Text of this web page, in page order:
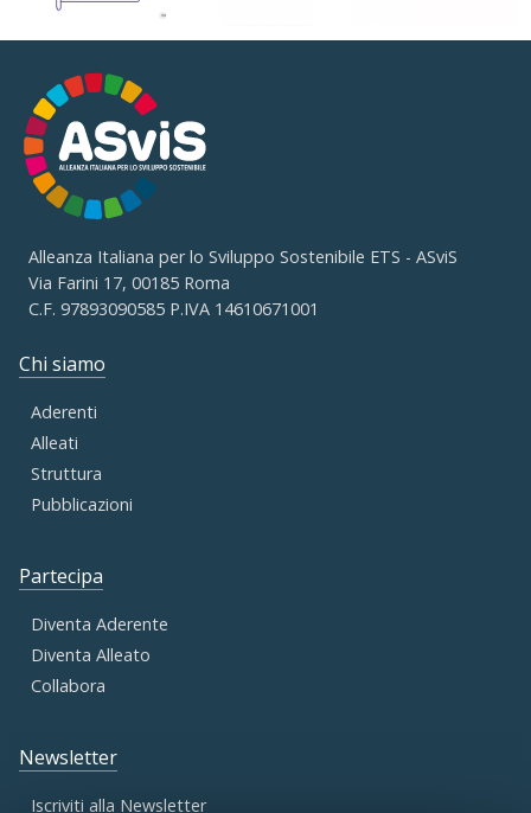
Alleanza Italiana per lo Sviluppo Sostenibile ETS - ASviS
Via Farini 17, 00185 Roma
C.F. 97893090585 P.IVA 14610671001
Chi siamo
Aderenti
Alleati
Struttura
Pubblicazioni
Partecipa
Diventa Aderente
Diventa Alleato
Collabora
Newsletter
Iscriviti alla Newsletter